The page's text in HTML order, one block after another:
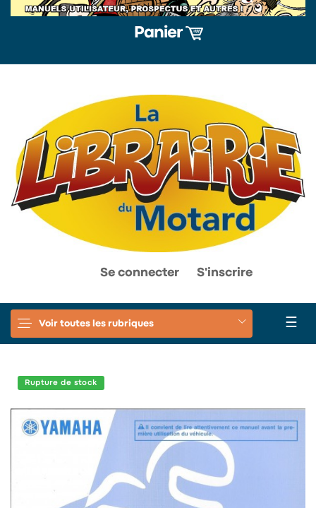
Panier
Se connecter S'inscrire
Voir toutes les rubriques ☰
Rupture de stock